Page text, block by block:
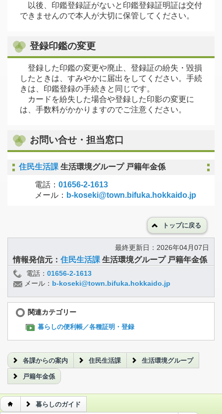
以後、印鑑登録証がないと印鑑登録証明証は交付
できませんので本人が大切に保管してください。
登録印鑑の変更
登録した印鑑の変更や廃止、登録証の紛失・毀損
したときは、すみやかに届出をしてください。手続
きは、印鑑登録の手続きと同じです。
カードを紛失した場合や登録した印影の変更に
は、手数料がかかりますのでご注意ください。
お問い合せ・担当窓口
住民生活課 生活環境グループ 戸籍年金係
電話： 01656-2-1613
メール： b-koseki@town.bifuka.hokkaido.jp
トップに戻る
最終更新日：2026年04月07日
情報発信元： 住民生活課 生活環境グループ 戸籍年金係
電話： 01656-2-1613
メール： b-koseki@town.bifuka.hokkaido.jp
関連カテゴリー
暮らしの便利帳／各種証明・登録
各課からの案内 住民生活課 生活環境グループ
戸籍年金係
暮らしのガイド